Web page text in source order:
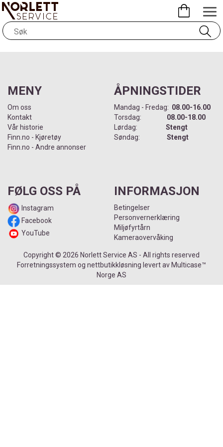
MENY
Om oss
Kontakt
Vår historie
Finn.no - Kjøretøy
Finn.no - Andre annonser
ÅPNINGSTIDER
Mandag - Fredag: 08.00-16.00
Torsdag: 08.00-18.00
Lørdag: Stengt
Søndag: Stengt
FØLG OSS PÅ
Instagram
Facebook
YouTube
INFORMASJON
Betingelser
Personvernerklæring
Miljøfyrtårn
Kameraovervåking
Copyright © 2026 Norlett Service AS - All rights reserved
Forretningssystem og nettbutikkløsning levert av Multicase™
Norge AS